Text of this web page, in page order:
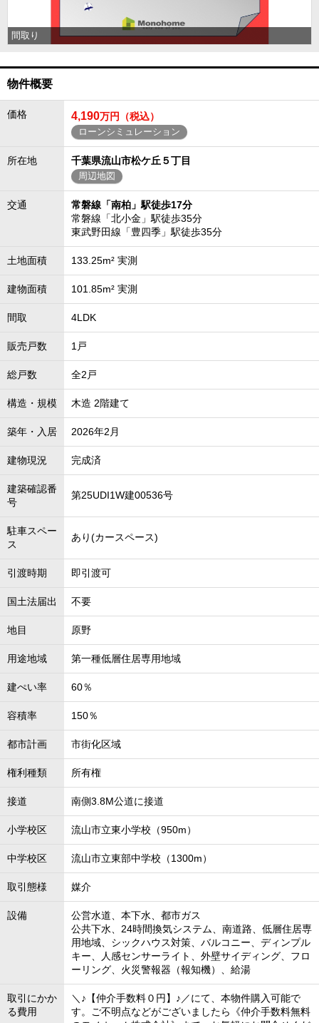
間取り
物件概要
価格 4,190万円（税込）
ローンシミュレーション
所在地 千葉県流山市松ケ丘５丁目
周辺地図
交通
常磐線「南柏」駅徒歩17分
常磐線「北小金」駅徒歩35分
東武野田線「豊四季」駅徒歩35分
土地面積 133.25m² 実測
建物面積 101.85m² 実測
間取 4LDK
販売戸数 1戸
総戸数 全2戸
構造・規模 木造 2階建て
築年・入居 2026年2月
建物現況 完成済
建築確認番
号
第25UDI1W建00536号
駐車スペー
ス
あり(カースペース)
引渡時期 即引渡可
国土法届出 不要
地目 原野
用途地域 第一種低層住居専用地域
建ぺい率 60％
容積率 150％
都市計画 市街化区域
権利種類 所有権
接道 南側3.8M公道に接道
小学校区 流山市立東小学校（950m）
中学校区 流山市立東部中学校（1300m）
取引態様 媒介
設備
公営水道、本下水、都市ガス
公共下水、24時間換気システム、南道路、低層住居専
用地域、シックハウス対策、バルコニー、ディンプル
キー、人感センサーライト、外壁サイディング、フロ
ーリング、火災警報器（報知機）、給湯
取引にかか
る費用
＼♪【仲介手数料０円】♪／にて、本物件購入可能で
す。ご不明点などがございましたら《仲介手数料無料